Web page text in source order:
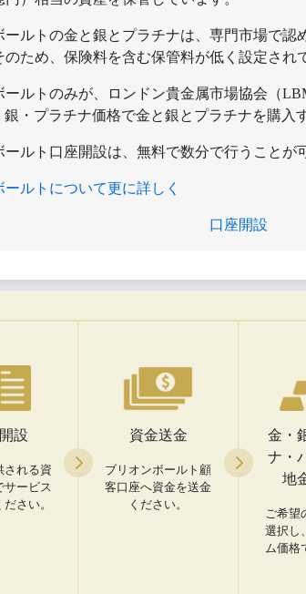
ールトの金と銀とプラチナは、専門市場で認
のため、保険料を含む保管料が低く設定され
ールトのみが、ロンドン貴金属市場協会（
・プラチナ価格で金と銀とプラチナを購入
ールト口座開設は、無料で数分で行うことが
ールト について更に詳しく
口座開設
設
される資
サービス
さい。
資金送金
ブリオンボールト顧
客口座へ資金を送金
ください。
金・
ナ・
地
ご希望
選択し
ム価格